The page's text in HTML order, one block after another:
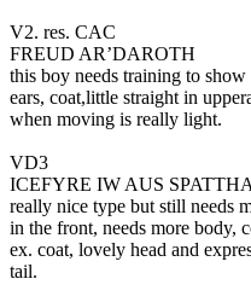
V2. res. CAC
FREUD AR’DAROTH
this boy needs training to
ears, coat,little straight in
when moving is really light.
VD3
ICEFYRE IW AUS
really nice type but still needs
in the front, needs more body,
ex. coat, lovely head and
tail.